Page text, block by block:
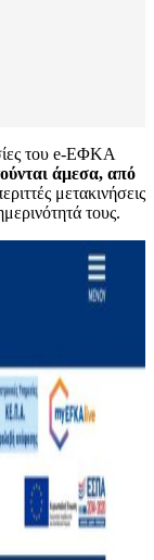
του e-ΕΦΚΑ
άμεσα, από
μετακινήσεις
τους.